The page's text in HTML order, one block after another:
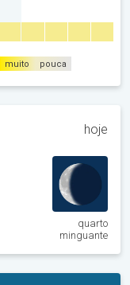
muito pouca
hoje
quarto
minguante